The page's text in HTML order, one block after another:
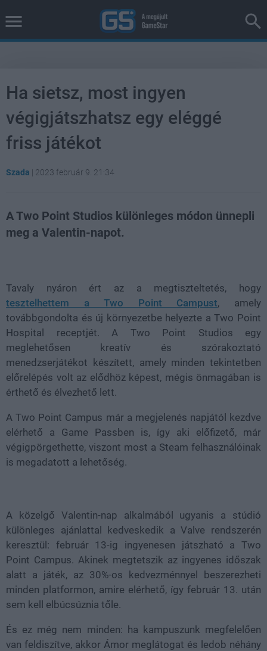
Ha sietsz, most ingyen
végigjátszhatsz egy eléggé
friss játékot
Szada | 2023 február 9. 21:34
A Two Point Studios különleges módon ünnepli
meg a Valentin-napot.
Tavaly nyáron ért az a megtiszteltetés, hogy
tesztelhettem a Two Point Campust, amely
továbbgondolta és új környezetbe helyezte a Two Point
Hospital receptjét. A Two Point Studios egy
meglehetősen kreatív és szórakoztató
menedzserjátékot készített, amely minden tekintetben
előrelépés volt az elődhöz képest, mégis önmagában is
érthető és élvezhető lett.
A Two Point Campus már a megjelenés napjától kezdve
elérhető a Game Passben is, így aki előfizető, már
végigpörgethette, viszont most a Steam felhasználóinak
is megadatott a lehetőség.
A közelgő Valentin-nap alkalmából ugyanis a stúdió
különleges ajánlattal kedveskedik a Valve rendszerén
keresztül: február 13-ig ingyenesen játszható a Two
Point Campus. Akinek megtetszik az ingyenes időszak
alatt a játék, az 30%-os kedvezménnyel beszerezheti
minden platformon, amire elérhető, így február 13. után
sem kell elbúcsúznia tőle.
És ez még nem minden: ha kampuszunk megfelelően
van feldiszítve, akkor Ámor meglátogat és ledob néhány